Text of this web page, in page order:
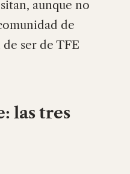
aunque no
de
de ser de TFE
las tres